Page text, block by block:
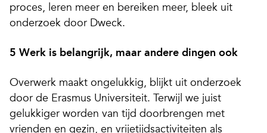
proces, leren meer en bereiken meer, bleek uit
onderzoek door Dweck.
5 Werk is belangrijk, maar andere dingen ook
Overwerk maakt ongelukkig, blijkt uit onderzoek
door de Erasmus Universiteit. Terwijl we juist
gelukkiger worden van tijd doorbrengen met
vrienden en gezin, en vrijetijdsactiviteiten als